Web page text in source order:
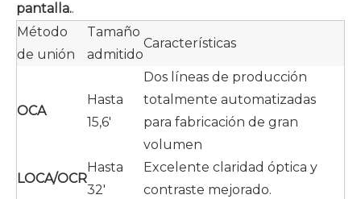
pantalla..
Método
de unión
Tamaño
admitido
Características
OCA
Hasta
15,6'
Dos líneas de producción
totalmente automatizadas
para fabricación de gran
volumen
LOCA/OCR
Hasta
32'
Excelente claridad óptica y
contraste mejorado.